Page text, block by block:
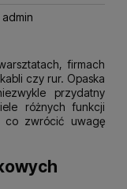
admin
firmach
czy rur. Opaska
przydatny
różnych funkcji
co zwrócić uwagę